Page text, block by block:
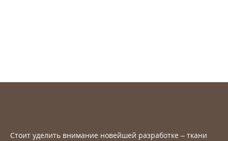
Стоит уделить внимание новейшей разработке – ткани